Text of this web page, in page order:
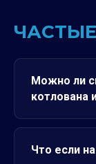
Можно ли
котлована
Что если